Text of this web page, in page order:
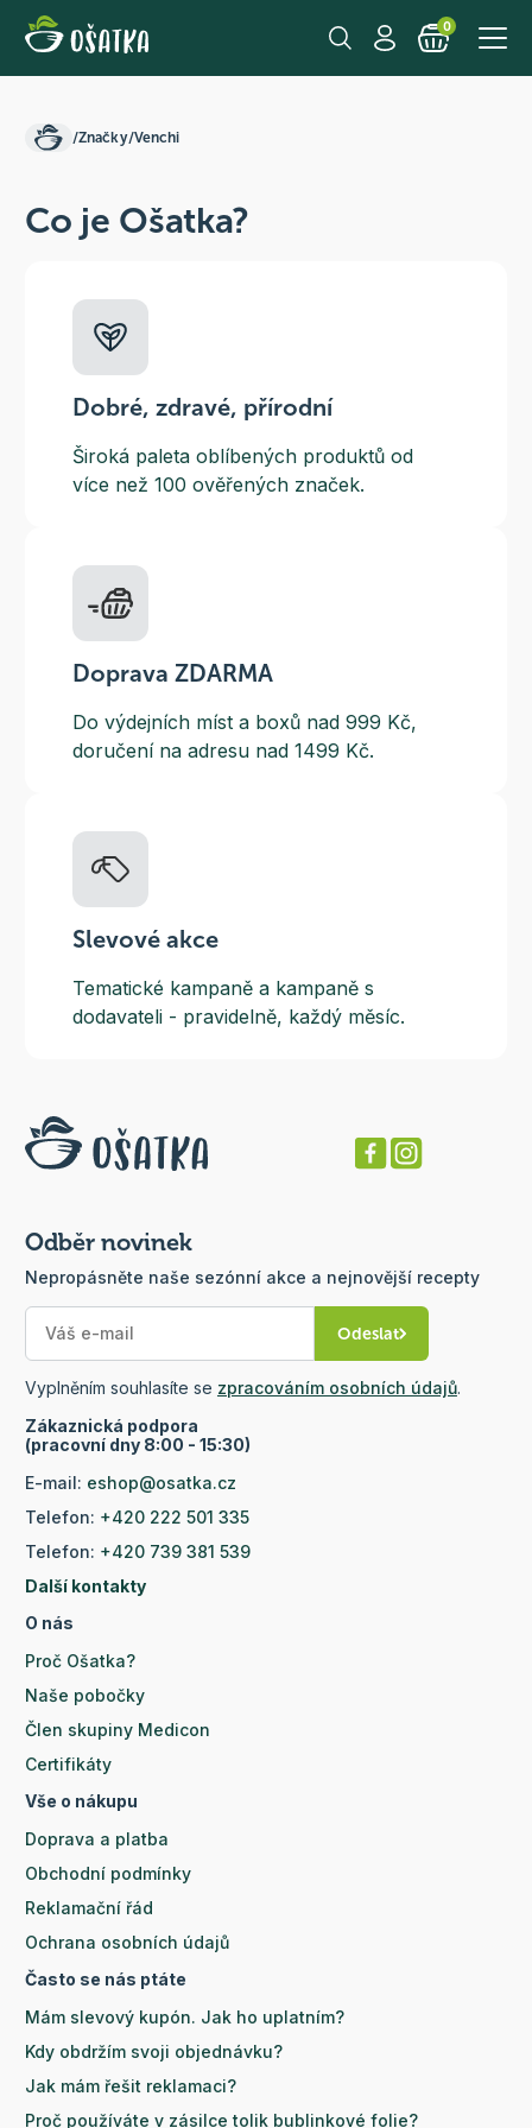
0
/Značky/Venchi
Co je Ošatka?
Dobré, zdravé, přírodní
Široká paleta oblíbených produktů od
více než 100 ověřených značek.
Doprava ZDARMA
Do výdejních míst a boxů nad 999 Kč,
doručení na adresu nad 1499 Kč.
Slevové akce
Tematické kampaně a kampaně s
dodavateli - pravidelně, každý měsíc.
Odběr novinek
Nepropásněte naše sezónní akce a nejnovější recepty
Odeslat
Vyplněním souhlasíte se zpracováním osobních údajů.
Zákaznická podpora
(pracovní dny 8:00 - 15:30)
E-mail: eshop@osatka.cz
Telefon: +420 222 501 335
Telefon: +420 739 381 539
Další kontakty
O nás
Proč Ošatka?
Naše pobočky
Člen skupiny Medicon
Certifikáty
Vše o nákupu
Doprava a platba
Obchodní podmínky
Reklamační řád
Ochrana osobních údajů
Často se nás ptáte
Mám slevový kupón. Jak ho uplatním?
Kdy obdržím svoji objednávku?
Jak mám řešit reklamaci?
Proč používáte v zásilce tolik bublinkové folie?